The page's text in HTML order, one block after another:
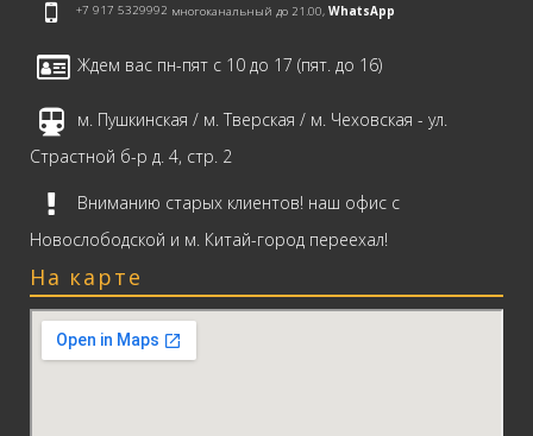
+7 917 5329992 многоканальный до 21.00, WhatsApp
Ждем вас пн-пят с 10 до 17 (пят. до 16)
м. Пушкинская / м. Тверская / м. Чеховская - ул.
Страстной б-р д. 4, стр. 2
Вниманию старых клиентов! наш офис с
Новослободской и м. Китай-город переехал!
На карте